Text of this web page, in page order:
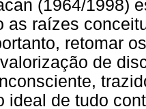
(1964/1998)
as raízes
retomar
de
ideal de tudo